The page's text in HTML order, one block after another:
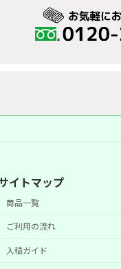
イトマップ
商品一覧
ご利用の流れ
入稿ガイド